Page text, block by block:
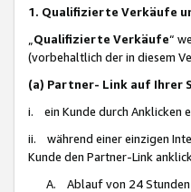
1. Qualifizierte Verkäufe
Qualifizierte Verkäufe“
(vorbehaltlich der in diesem
(a) Partner- Link auf Ihrer
i. ein Kunde durch Anklicken
ii. während einer einzigen
Kunde den Partner-Link
A. Ablauf von 24 Stunden